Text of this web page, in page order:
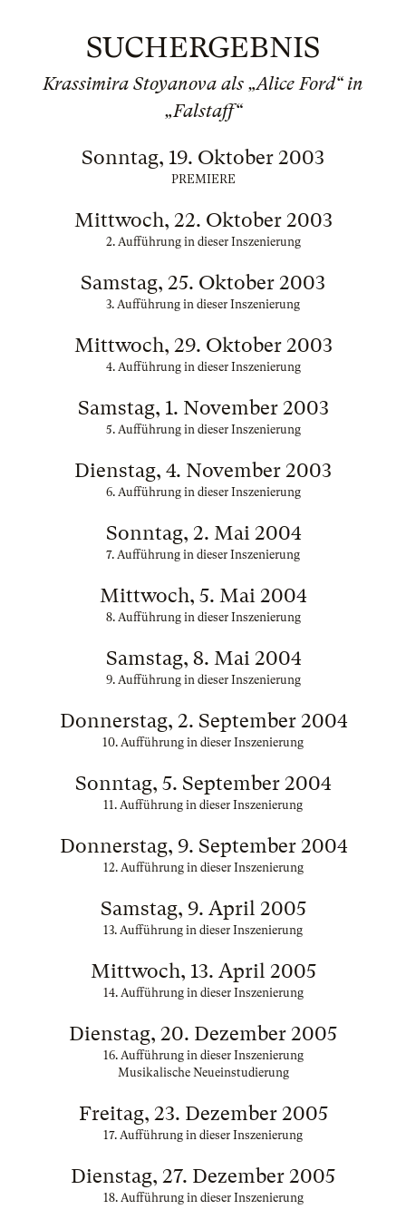
SUCHERGEBNIS
Krassimira Stoyanova als „Alice Ford“ in
„Falstaff“
Sonntag, 19. Oktober 2003
PREMIERE
Mittwoch, 22. Oktober 2003
2. Aufführung in dieser Inszenierung
Samstag, 25. Oktober 2003
3. Aufführung in dieser Inszenierung
Mittwoch, 29. Oktober 2003
4. Aufführung in dieser Inszenierung
Samstag, 1. November 2003
5. Aufführung in dieser Inszenierung
Dienstag, 4. November 2003
6. Aufführung in dieser Inszenierung
Sonntag, 2. Mai 2004
7. Aufführung in dieser Inszenierung
Mittwoch, 5. Mai 2004
8. Aufführung in dieser Inszenierung
Samstag, 8. Mai 2004
9. Aufführung in dieser Inszenierung
Donnerstag, 2. September 2004
10. Aufführung in dieser Inszenierung
Sonntag, 5. September 2004
11. Aufführung in dieser Inszenierung
Donnerstag, 9. September 2004
12. Aufführung in dieser Inszenierung
Samstag, 9. April 2005
13. Aufführung in dieser Inszenierung
Mittwoch, 13. April 2005
14. Aufführung in dieser Inszenierung
Dienstag, 20. Dezember 2005
16. Aufführung in dieser Inszenierung
Musikalische Neueinstudierung
Freitag, 23. Dezember 2005
17. Aufführung in dieser Inszenierung
Dienstag, 27. Dezember 2005
18. Aufführung in dieser Inszenierung